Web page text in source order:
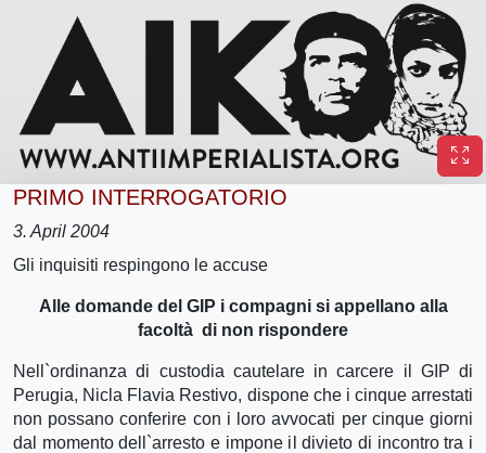
PRIMO INTERROGATORIO
3. April 2004
Gli inquisiti respingono le accuse
Alle domande del GIP i compagni si appellano alla
facoltà di non rispondere
Nell`ordinanza di custodia cautelare in carcere il GIP di
Perugia, Nicla Flavia Restivo, dispone che i cinque arrestati
non possano conferire con i loro avvocati per cinque giorni
dal momento dell`arresto e impone il divieto di incontro tra i